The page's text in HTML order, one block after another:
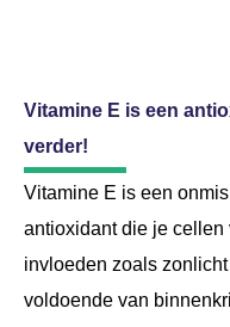
Vitamine E is een
verder!
Vitamine E is een
antioxidant die je cellen
invloeden zoals
voldoende van